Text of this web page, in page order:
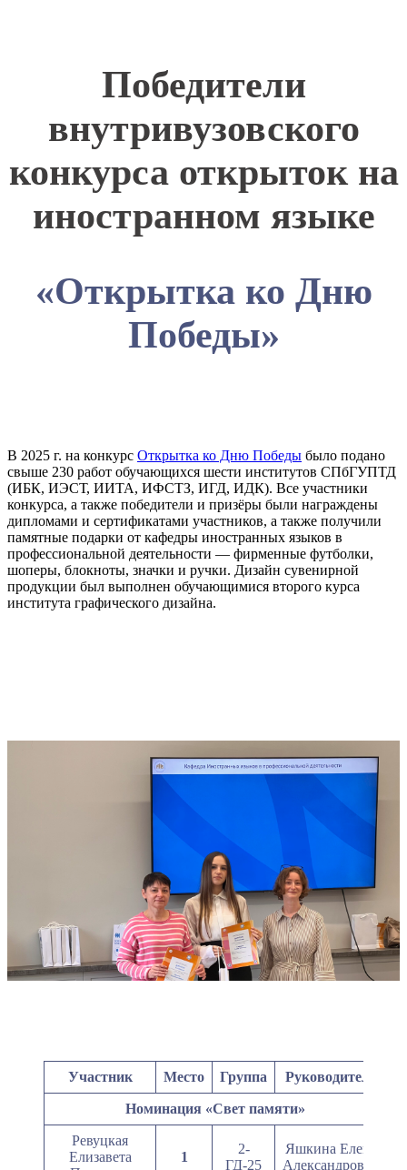
Победители
внутривузовского
конкурса открыток на
иностранном языке
«Открытка ко Дню
Победы»
В 2025 г. на конкурс Открытка ко Дню Победы было подано
свыше 230 работ обучающихся шести институтов СПбГУПТД
(ИБК, ИЭСТ, ИИТА, ИФCТЗ, ИГД, ИДК). Все участники
конкурса, а также победители и призёры были награждены
дипломами и сертификатами участников, а также получили
памятные подарки от кафедры иностранных языков в
профессиональной деятельности — фирменные футболки,
шоперы, блокноты, значки и ручки. Дизайн сувенирной
продукции был выполнен обучающимися второго курса
института графического дизайна.
Участник Место Группа Руководитель
Номинация «Свет памяти»
Ревуцкая
Елизавета
1
2-
ГД-25
Яшкина Елена
Александровна